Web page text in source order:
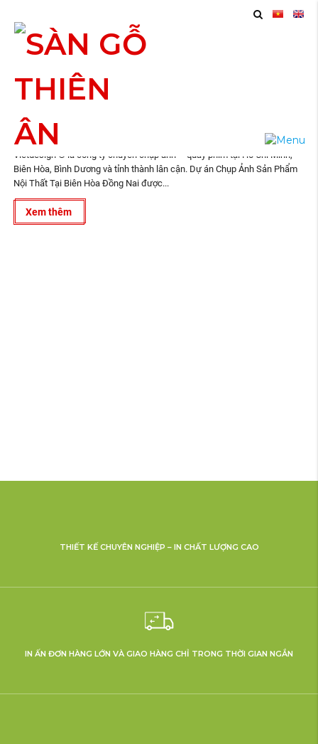
Nai
Vietdesign ® là công ty chuyên chụp ảnh – quay phim tại Hồ Chí Minh,
Biên Hòa, Bình Dương và tỉnh thành lân cận. Dự án Chụp Ảnh Sản Phẩm
Nội Thất Tại Biên Hòa Đồng Nai được...
Xem thêm
12
2023
THIẾT KẾ CHUYÊN NGHIỆP – IN CHẤT LƯỢNG CAO
IN ẤN ĐƠN HÀNG LỚN VÀ GIAO HÀNG CHỈ TRONG THỜI GIAN NGẮN